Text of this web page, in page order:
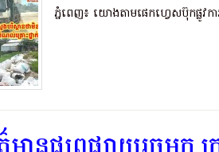
ភ្នំពេញ៖ យោងតាមផេកហ្វេសប៊ុកផ្លូវក